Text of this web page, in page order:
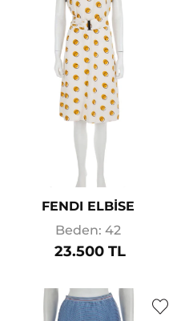
FENDI ELBİSE
Beden: 42
23.500 TL